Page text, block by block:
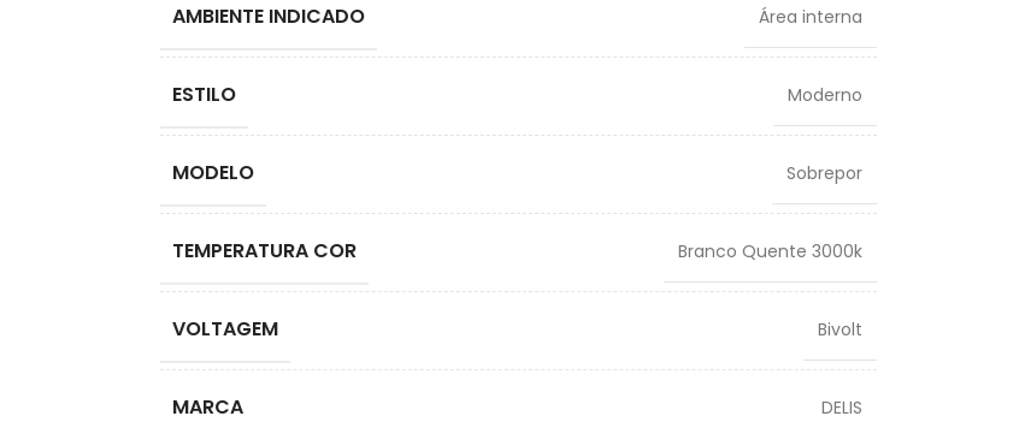
AMBIENTE INDICADO Área interna
ESTILO Moderno
MODELO Sobrepor
TEMPERATURA COR Branco Quente 3000k
VOLTAGEM Bivolt
MARCA DELIS